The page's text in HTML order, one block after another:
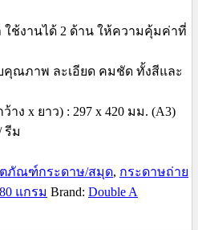
ใช้งานได้ 2 ด้าน ให้ความคุ้มค่าที่
ณภาพ ละเอียด คมชัด ทั้งสีและ
ง x ยาว) : 297 x 420 มม. (A3)
รีม
ตภัณฑ์กระดาษ/สมุด, กระดาษถ่าย
แกรม Brand: Double A